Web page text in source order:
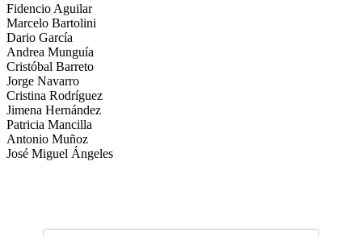
Fidencio Aguilar
Marcelo Bartolini
Dario García
Andrea Munguía
Cristóbal Barreto
Jorge Navarro
Cristina Rodríguez
Jimena Hernández
Patricia Mancilla
Antonio Muñoz
José Miguel Ángeles